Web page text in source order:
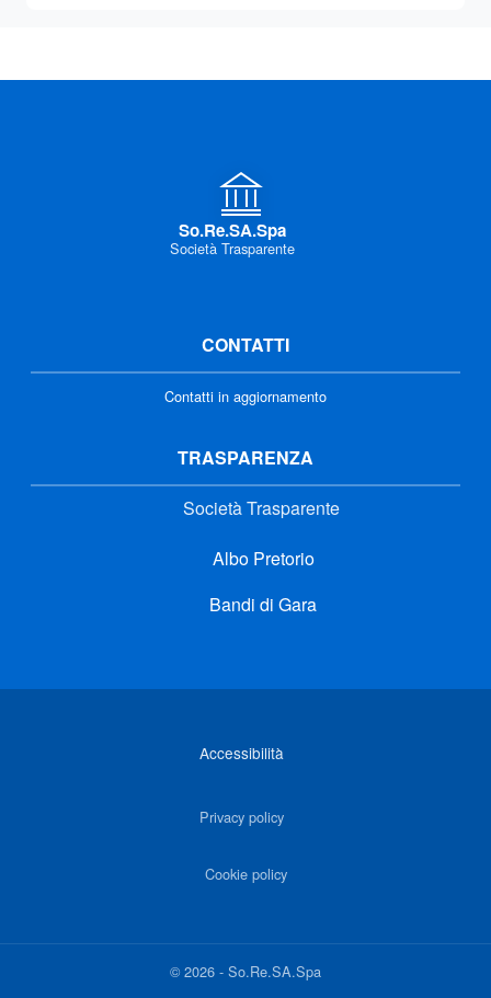
So.Re.SA.Spa
Società Trasparente
CONTATTI
Contatti in aggiornamento
TRASPARENZA
Società Trasparente
Albo Pretorio
Bandi di Gara
Accessibilità
Privacy policy
Cookie policy
©2026 - So.Re.SA.Spa